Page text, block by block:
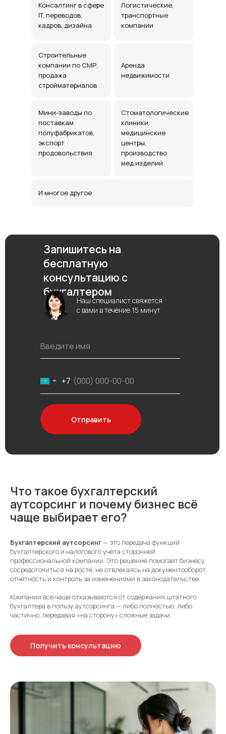
Консалтинг в сфере
IT, переводов,
кадров, дизайна
Логистические,
транспортные
компании
Строительные
компании по СМР,
продажа
стройматериалов
Аренда
недвижимости
Мини-заводы по
поставкам
полуфабрикатов,
экспорт
продовольствия
Стоматологические
клиники,
медицинские
центры,
производство
мед.изделий
И многое другое
Запишитесь на
бесплатную
консультацию с
бухгалтером
+7
Отправить
Наш специалист свяжется
с вами в течение 15 минут
Что такое бухгалтерский
аутсорсинг и почему бизнес всё
чаще выбирает его?
Бухгалтерский аутсорсинг— это передача функций
бухгалтерского и налогового учёта сторонней
профессиональной компании. Это решение помогает бизнесу
сосредоточиться на росте, не отвлекаясь на документооборот,
отчётность и контроль за изменениями в законодательстве.
Компании всё чаще отказываются от содержания штатного
бухгалтера в пользу аутсорсинга — либо полностью, либо
частично, передавая «на сторону» сложные задачи.
Получить консультацию
Наши контакты